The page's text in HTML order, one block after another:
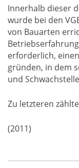
Innerhalb dieser
wurde bei den
von Bauarten
erforderlich,
gründen, in dem
und
Zu letzteren
(2011)